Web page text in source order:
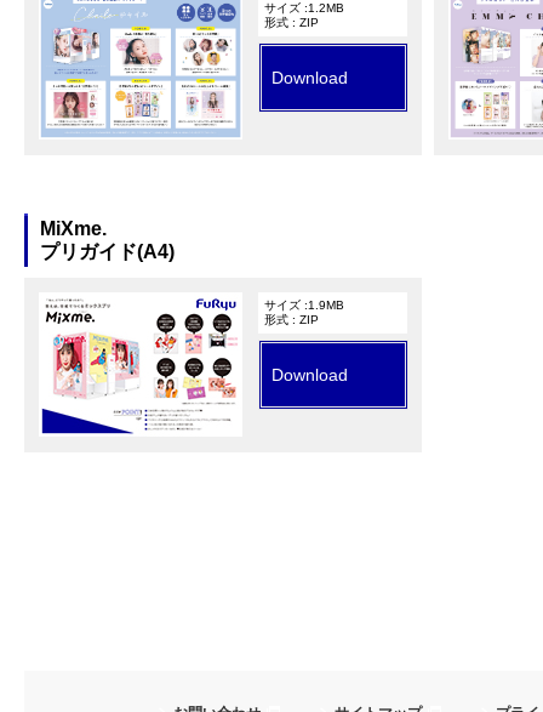
サイズ :1.2MB
形式 : ZIP
Download
MiXme.
プリガイド(A4)
サイズ :1.9MB
形式 : ZIP
Download